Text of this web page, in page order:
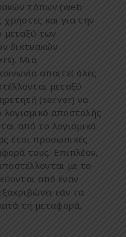
τόπων (web
χρήστες και για την
μεταξύ των
δικτυακών
Μια
απαιτεί όλες
μεταξύ
ηρετητή (server) να
λογισμικό αποστολής
από το λογισμικό
έτσι προσωπικές
τους. Επιπλέον,
ποστέλλονται με το
από έναν
εάν τα
τη μεταφορά.